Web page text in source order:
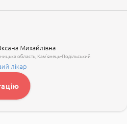
Михайлівна
область Кам'янець-Подільський
лікар